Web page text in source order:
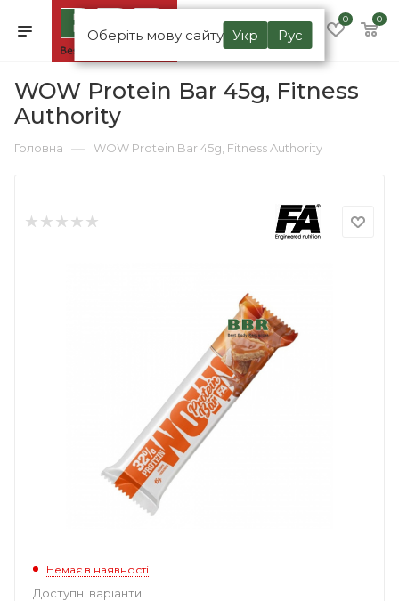
Оберіть мову сайту Укр Рус
0 0
WOW Protein Bar 45g, Fitness
Authority
Головна — WOW Protein Bar 45g, Fitness Authority
Немає в наявності
Доступні варіанти